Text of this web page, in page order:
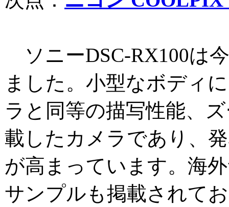
ソニーDSC-RX100は
ました。小型なボディ
ラと同等の描写性能、
載したカメラであり、
が高まっています。海
サンプルも掲載されて